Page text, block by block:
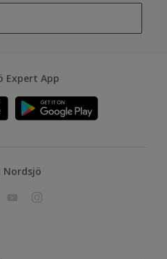
Expert App
Nordsjö